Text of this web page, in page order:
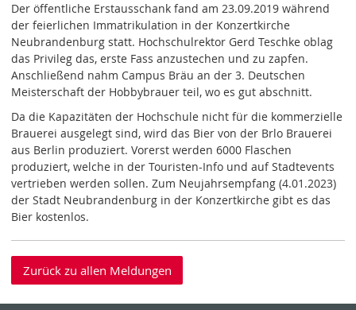
Der öffentliche Erstausschank fand am 23.09.2019 während
der feierlichen Immatrikulation in der Konzertkirche
Neubrandenburg statt. Hochschulrektor Gerd Teschke oblag
das Privileg das, erste Fass anzustechen und zu zapfen.
Anschließend nahm Campus Bräu an der 3. Deutschen
Meisterschaft der Hobbybrauer teil, wo es gut abschnitt.
Da die Kapazitäten der Hochschule nicht für die kommerzielle
Brauerei ausgelegt sind, wird das Bier von der Brlo Brauerei
aus Berlin produziert. Vorerst werden 6000 Flaschen
produziert, welche in der Touristen-Info und auf Stadtevents
vertrieben werden sollen. Zum Neujahrsempfang (4.01.2023)
der Stadt Neubrandenburg in der Konzertkirche gibt es das
Bier kostenlos.
Zurück zu allen Meldungen